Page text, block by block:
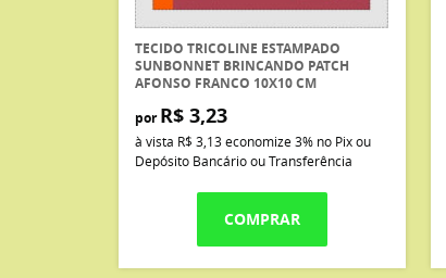
TECIDO TRICOLINE ESTAMPADO
SUNBONNET BRINCANDO PATCH
AFONSO FRANCO 10X10 CM
por R$ 3,23
à vista R$ 3,13economize3% no Pix ou
Depósito Bancário ou Transferência
COMPRAR